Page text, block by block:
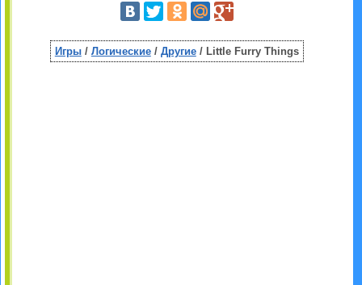
Игры/ Логические/ Другие/ Little Furry Things